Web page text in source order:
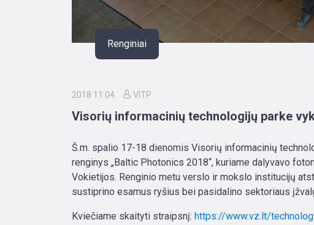
Renginiai
2018 11 04 VITP
Visorių informacinių technologijų parke
Š.m. spalio 17-18 dienomis Visorių informacinių
renginys „Baltic Photonics 2018“, kuriame dalyvavo
Vokietijos. Renginio metu verslo ir mokslo institucijų
sustiprino esamus ryšius bei pasidalino sektoriaus
Kviečiame skaityti straipsnį: https://www.vz.lt/